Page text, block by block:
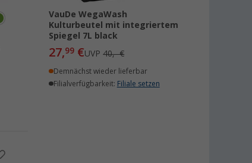
VauDe WegaWash
Kulturbeutel mit integriertem
Spiegel 7L black
27,99 €UVP40,- €
Demnächst wieder lieferbar
Filialverfügbarkeit: Filiale setzen